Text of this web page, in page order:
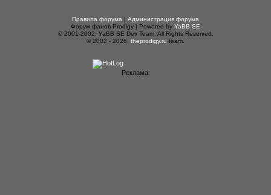
Правила форума | Администрация форума
Форум фанов Prodigy | Powered by YaBB SE
© 2001-2002, YaBB SE Dev Team. All Rights Reserved.
© 2002 - 2026, theprodigy.ru team.
Реклама: